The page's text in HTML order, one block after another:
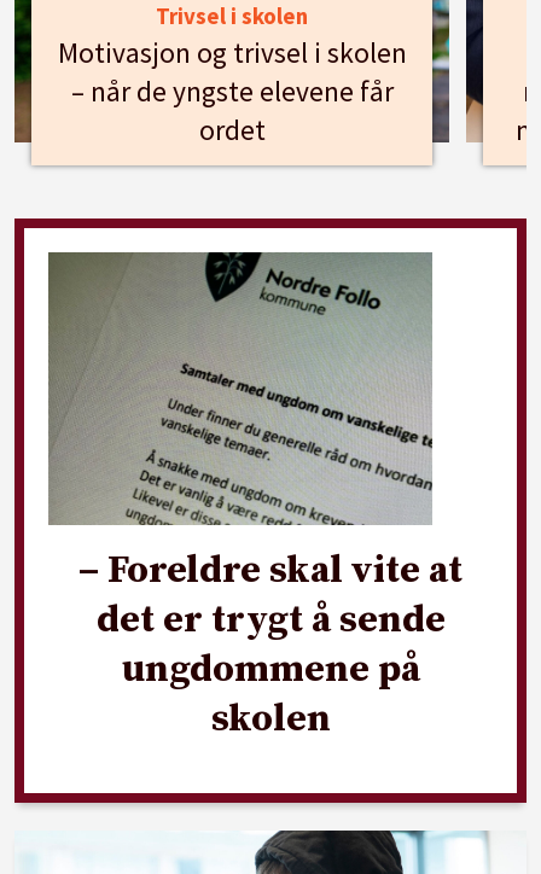
Trivsel i skolen
Motivasjon og trivsel i skolen
– når de yngste elevene får
ordet
– Foreldre skal vite at
det er trygt å sende
ungdommene på
skolen